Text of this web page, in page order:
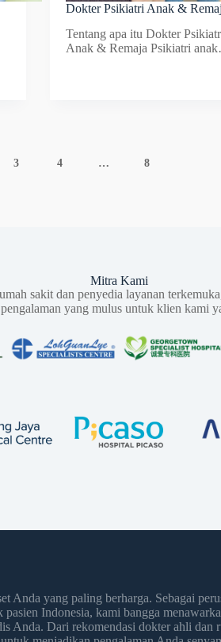
Dokter Psikiatri Anak &
Tentang apa itu Dokter
Anak & Remaja Psikiatri
3 4 … 8
Mitra Kami
sakit dan penyedia layanan
yang mulus untuk klien kami
Anda yang paling berharga. Sebagai
Indonesia, kami bangga
Anda. Dari rekomendasi dokter ahli dan